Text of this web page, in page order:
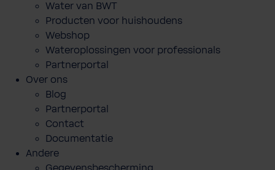
Water van BWT
Producten voor huishoudens
Webshop
Wateroplossingen voor professionals
Partnerportal
Over ons
Blog
Partnerportal
Contact
Documentatie
Andere